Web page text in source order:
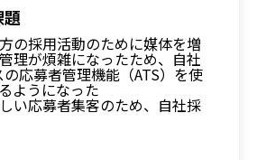
題
の採用活動のために媒体を増
理が煩雑になったため、自社
応募者管理機能（ATS）を使
ようになった
い応募者集客のため、自社採